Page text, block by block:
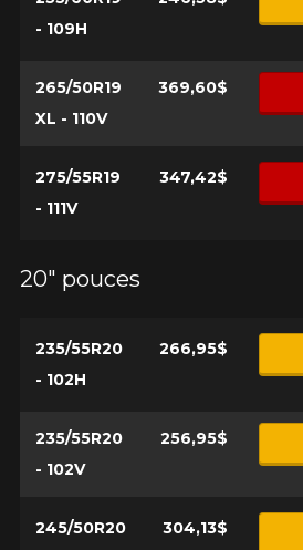
- 109H
265/50R19
XL - 110V
369,60$
275/55R19
- 111V
347,42$
20" pouces
235/55R20
- 102H
266,95$
235/55R20
- 102V
256,95$
245/50R20
304,13$